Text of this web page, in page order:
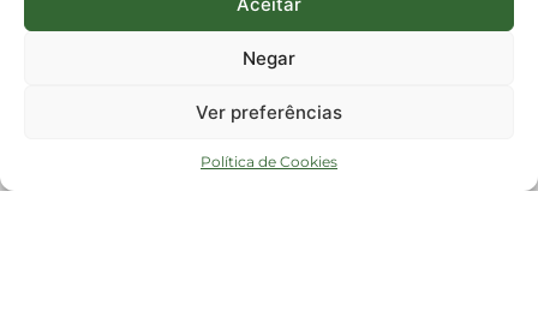
Negar
Ver preferências
Política de Cookies
Jair Artur da Silva dpo@fapesc.sc.gov.br 3665-4831
km 01, Módulo 12A, Edifício Fapesc / Celta, 5° andar